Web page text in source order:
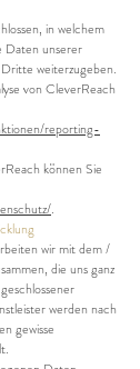
in welchem
Daten unserer
weiterzugeben.
von CleverReach
reporting-
können Sie
.
wir mit dem /
die uns ganz
werden nach
gewisse